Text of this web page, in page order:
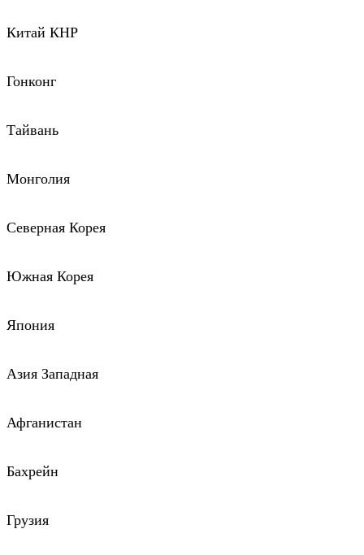
Китай КНР
Гонконг
Тайвань
Монголия
Северная Корея
Южная Корея
Япония
Азия Западная
Афганистан
Бахрейн
Грузия